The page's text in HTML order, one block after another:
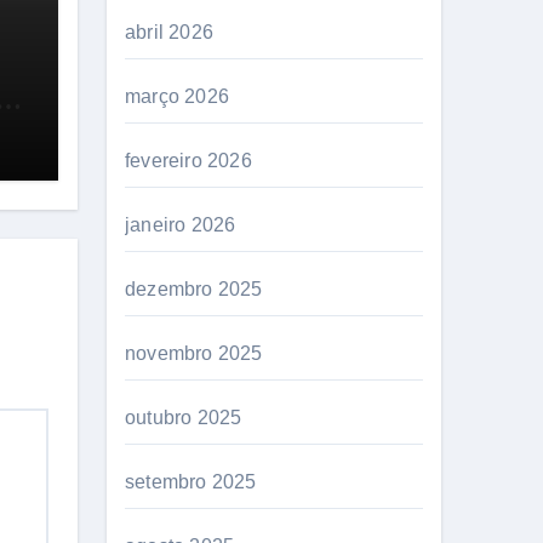
abril 2026
março 2026
fevereiro 2026
janeiro 2026
dezembro 2025
novembro 2025
outubro 2025
setembro 2025